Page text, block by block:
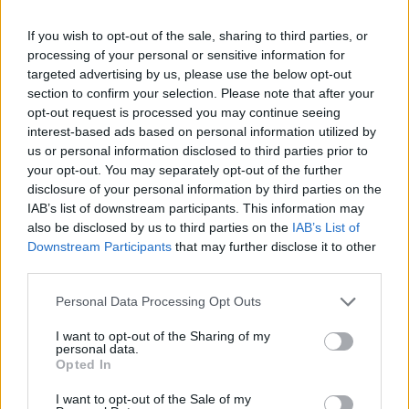
If you wish to opt-out of the sale, sharing to third parties, or
processing of your personal or sensitive information for
targeted advertising by us, please use the below opt-out
section to confirm your selection. Please note that after your
opt-out request is processed you may continue seeing
interest-based ads based on personal information utilized by
us or personal information disclosed to third parties prior to
your opt-out. You may separately opt-out of the further
disclosure of your personal information by third parties on the
IAB’s list of downstream participants. This information may
also be disclosed by us to third parties on the IAB’s List of
Downstream Participants that may further disclose it to other
Please note that this website/app uses one or more Google
not limited to your visit or usage behaviour. You may click to
grant or deny consent to Google and its third-party tags to
use your data for below specified purposes in below Google
consent section.
Personal Data Processing Opt Outs
I want to opt-out of the Sharing of my
personal data.
Opted In
I want to opt-out of the Sale of my
طبیعی ملایمی روشن شده است که طراوت و بافت‌های پر
جنب و جوش هر ماده را افزایش می‌دهد و در عین حال
زیبایی‌شناسی آشپزی تمیز و مدرن را حفظ می‌کند. عمق میدان
کم، ظاهری حرفه‌ای و زیبا از عکاسی غذا ایجاد می‌کند و رول‌های
جلویی را در فوکوس واضح نگه می‌دارد و عناصر پس‌زمینه را به
آرامی محو می‌کند.
رول‌های کاهو به صورت مورب روی تخته چوبی چیده شده‌اند و
ترکیبی بصری پویا ایجاد می‌کنند که چشم بیننده را به طور
طبیعی از پیش‌زمینه به پس‌زمینه می‌کشاند. هر رول به طور
سخاوتمندانه‌ای با ترکیبی پر جنب و جوش از مواد سالم پر شده
است. مواد پرکننده شامل خرده‌های توفوی طعم‌دار شده به رنگ